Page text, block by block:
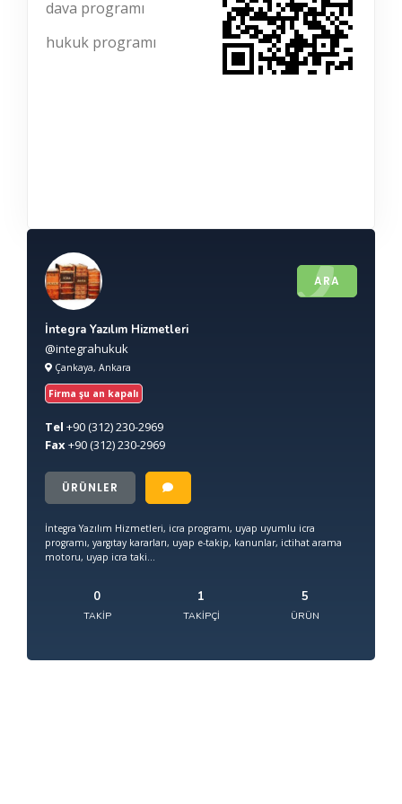
dava programı
hukuk programı
ARA
İntegra Yazılım Hizmetleri
@integrahukuk
Çankaya, Ankara
Firma şu an kapalı
Tel +90(312) 230-2969
Fax+90(312) 230-2969
ÜRÜNLER
İntegra Yazılım Hizmetleri, icra programı, uyap uyumlu icra
programı, yargıtay kararları, uyap e-takip, kanunlar, ictihat arama
motoru, uyap icra taki...
0
TAKIP
1
TAKIPÇI
5
ÜRÜN